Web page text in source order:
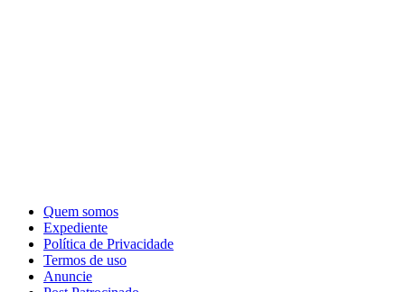
Quem somos
Expediente
Política de Privacidade
Termos de uso
Anuncie